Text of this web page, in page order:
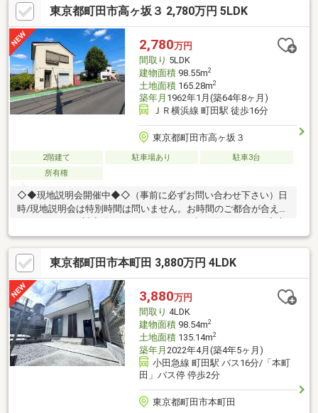
上＋納戸。居住空間を広々活用できます。■玄関と洗面所が近
く、帰宅後すぐに手を洗えます。■前面道路は幅員約6mとゆとり
あり。◆周辺環境◆・町田市立本町田ひなた小学校まで徒歩7
分・本町田ひばり公園まで徒歩1分・町田市民病院まで徒歩9分
東京都町田市高ヶ坂３ 2,780万円 5LDK
2,780万円
間取り 5LDK
建物面積98.55m2
土地面積165.28m2
築年月 1962年1月(築64年8ヶ月)
ＪＲ横浜線 町田駅 徒歩16分
東京都町田市高ヶ坂３
2階建て 駐車場あり
駐車3台
所有権
◇◆現地説明会開催中◆◇（事前に必ずお問い合わせ下さい）日
時/現地説明会は特別時間は問いません。お時間のご都合が合え
重なお時間の中で、ご希望の情報をご案内します◇ お客様のご都
合に合わせて、 短時間のご案内も可♪じっくりと沢山の物件情報
のご案内も可♪ ご都合に合わせたご紹介をします♪ ～おおよその所
要時間や内容は、下記をご参考ください～〇ご希望条件のご相談
（30分～） 〇資金計画のご相談（30分～）〇現地／物件見学（60
分～） 〇周辺環境のご紹介（60分～） ご来場の際は、事前にご予
約をお願いします♪
東京都町田市本町田 3,880万円 4LDK
3,880万円
間取り 4LDK
建物面積98.54m2
土地面積135.14m2
築年月 2022年4月(築4年5ヶ月)
小田急線 町田駅 バス16分/「本町
田」バス停 停歩2分
東京都町田市本町田